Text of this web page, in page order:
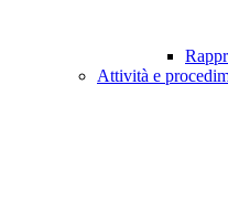
Attività e